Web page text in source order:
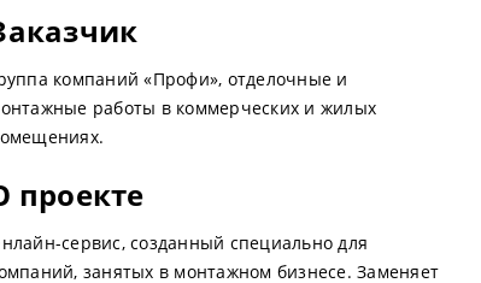
компаний «Профи», отделочные и
работы в коммерческих и жилых
проекте
сервис, созданный специально для
занятых в монтажном бизнесе. Заменяет